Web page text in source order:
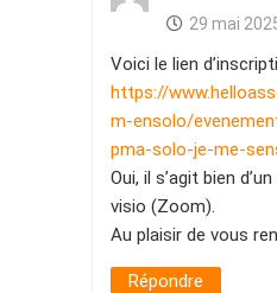
29 mai
Voici le lien
https://
m-ensolo/
pma-solo-je-me-
Oui, il s’agit bien
visio (Zoom).
Au plaisir de vous
Répondre